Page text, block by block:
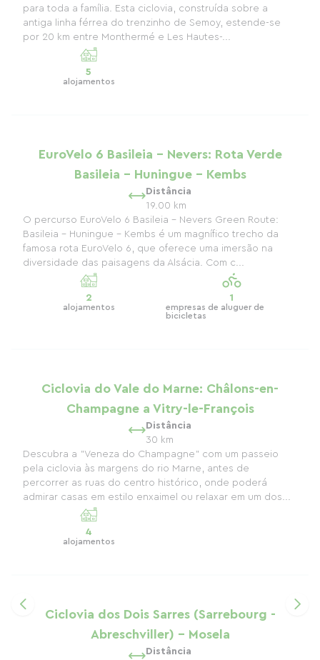
para toda a família. Esta ciclovia, construída sobre a
antiga linha férrea do trenzinho de Semoy, estende-se
por 20 km entre Monthermé e Les Hautes-...
5
alojamentos
EuroVelo 6 Basileia - Nevers: Rota Verde
Basileia - Huningue - Kembs
Distância
19.00 km
O percurso EuroVelo 6 Basileia - Nevers Green Route:
Basileia - Huningue - Kembs é um magnífico trecho da
famosa rota EuroVelo 6, que oferece uma imersão na
diversidade das paisagens da Alsácia. Com c...
2
alojamentos
1
empresas de aluguer de
bicicletas
Ciclovia do Vale do Marne: Châlons-en-
Champagne a Vitry-le-François
Distância
30 km
Descubra a "Veneza do Champagne" com um passeio
pela ciclovia às margens do rio Marne, antes de
percorrer as ruas do centro histórico, onde poderá
admirar casas em estilo enxaimel ou relaxar em um dos...
4
alojamentos
Ciclovia dos Dois Sarres (Sarrebourg -
Abreschviller) - Mosela
Distância